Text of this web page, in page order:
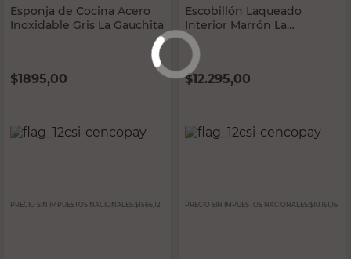
Esponja de Cocina Acero
Inoxidable Gris La Gauchita
$1895,00
PRECIO SIN IMPUESTOS NACIONALES: $1566,12
Escobillón Laqueado
Interior Marrón La
Gauchita
$12.295,00
PRECIO SIN IMPUESTOS NACIONALES: $10.161,16